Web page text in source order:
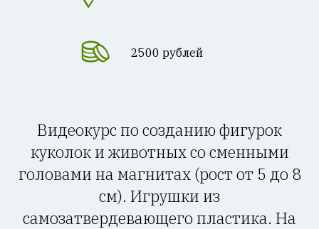
2500 рублей
Видеокурс по созданию фигурок
куколок и животных со сменными
головами на магнитах (рост от 5 до 8
см). Игрушки из
самозатвердевающего пластика. На